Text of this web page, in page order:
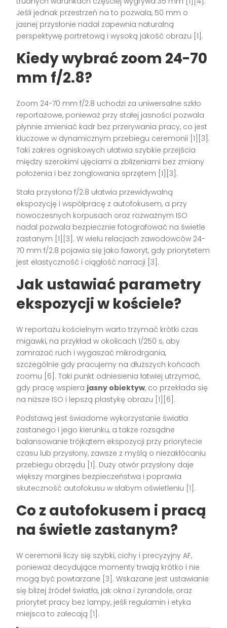
Jeśli jednak przestrzeń na to pozwala, 50 mm o
jasnej przysłonie nadal zapewnia naturalną
perspektywę portretową i wysoką jakość obrazu [1].
Kiedy wybrać zoom 24-70
mm f/2.8?
Zoom 24-70 mm f/2.8 uchodzi za uniwersalne szkło
reportażowe, ponieważ przy stałej jasności pozwala
płynnie zmieniać kadr bez przerywania pracy, co jest
kluczowe w dynamicznym przebiegu ceremonii [1][3].
Taki zakres ogniskowych ułatwia szybkie przejścia
między szerokimi ujęciami a zbliżeniami bez zmiany
położenia i bez żonglowania sprzętem [1][3].
Stała przysłona f/2.8 ułatwia przewidywalną
ekspozycję i współpracę z autofokusem, a przy
nowoczesnych korpusach oraz rozważnym ISO
nadal pozwala bezpiecznie fotografować na świetle
zastanym [1][3]. W wielu relacjach zawodowców 24-
70 mm f/2.8 pojawia się jako faworyt, gdy priorytetem
jest elastyczność i ciągłość narracji [3].
Jak ustawiać parametry
ekspozycji w kościele?
W reportażu kościelnym warto trzymać krótki czas
migawki, na przykład w okolicach 1/250 s, aby
zamrażać ruch i wygaszać mikrodrgania,
szczególnie gdy pracujemy na dłuższych końcach
zoomu [6]. Taki punkt odniesienia łatwiej utrzymać,
gdy pracę wspiera jasny obiektyw, co przekłada się
na niższe ISO i lepszą plastykę obrazu [1][6].
Podstawą jest świadome wykorzystanie światła
zastanego i jego kierunku, a także rozsądne
balansowanie trójkątem ekspozycji przy priorytecie
czasu lub przysłony, zawsze z myślą o niezakłócaniu
przebiegu obrzędu [1]. Duży otwór przysłony daje
większy margines bezpieczeństwa i poprawia
skuteczność autofokusu w słabym oświetleniu [1].
Co z autofokusem i pracą
na świetle zastanym?
W ceremonii liczy się szybki, cichy i precyzyjny AF,
ponieważ decydujące momenty trwają krótko i nie
mogą być powtarzane [3]. Wskazane jest ustawianie
się bliżej źródeł światła, jak okna i żyrandole, oraz
priorytet pracy bez lampy, jeśli regulamin i etyka
miejsca to zalecają [1].